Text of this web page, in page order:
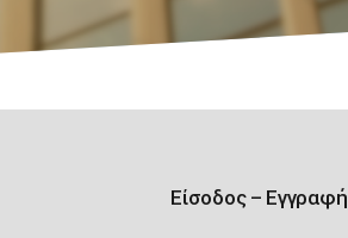
Είσοδος – Εγγραφή